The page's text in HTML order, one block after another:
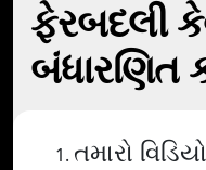
ફેરબદલી
બંધારણિત
તમારો